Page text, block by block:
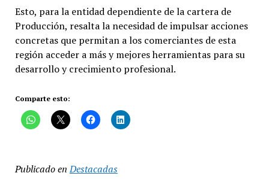
Esto, para la entidad dependiente de la cartera de
Producción, resalta la necesidad de impulsar acciones
concretas que permitan a los comerciantes de esta
región acceder a más y mejores herramientas para su
desarrollo y crecimiento profesional.
Comparte esto:
Publicado en Destacadas